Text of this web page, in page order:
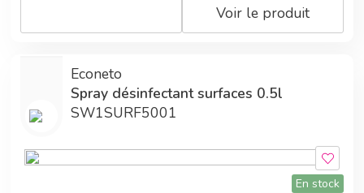
Voir le produit
Econeto
Spray désinfectant surfaces 0.5l
SW1SURF5001
En stock